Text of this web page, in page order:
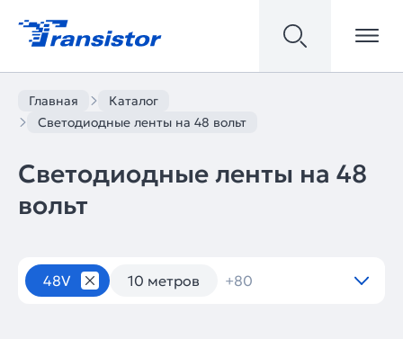
Главная
Каталог
Светодиодные ленты на 48 вольт
Светодиодные ленты на 48
вольт
48V
Светодиодные ленты
10 метров +80